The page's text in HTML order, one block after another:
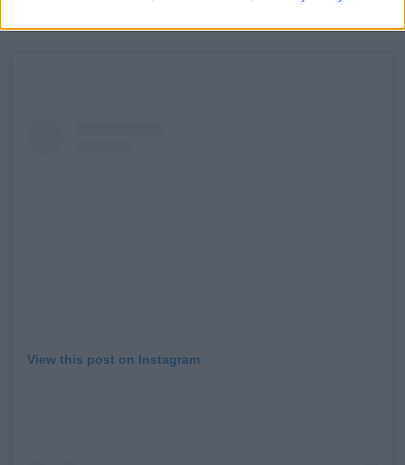
View this post on Instagram